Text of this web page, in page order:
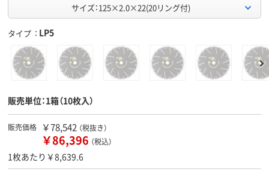
サイズ：125×2.0×22(20リング付)
タイプ LP5
販売単位：1箱（10枚入）
販売価格 ￥78,542 （税抜き）
￥86,396 （税込）
1枚あたり￥8,639.6